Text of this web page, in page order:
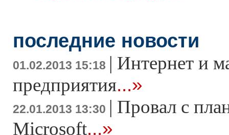
последние новости
01.02.2013 15:18 | Интернет и
предприятия...»
22.01.2013 13:30 | Провал с
Microsoft...»